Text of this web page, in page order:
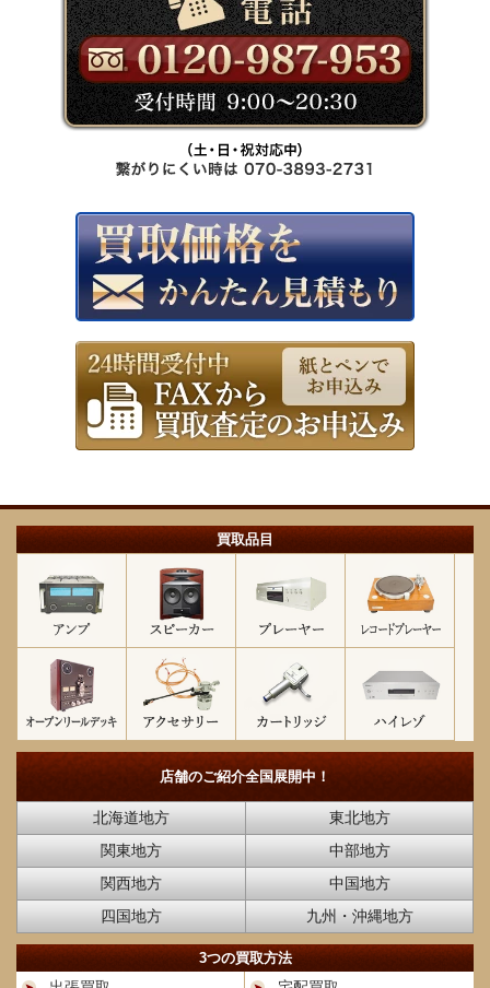
買取品目
店舗のご紹介全国展開中！
北海道地方
東北地方
関東地方
中部地方
関西地方
中国地方
四国地方
九州・沖縄地方
3つの買取方法